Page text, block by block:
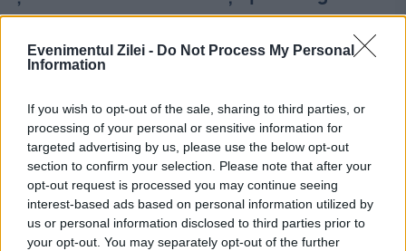
Evenimentul Zilei - Do Not Process My Personal
Information
If you wish to opt-out of the sale, sharing to third parties, or
processing of your personal or sensitive information for
targeted advertising by us, please use the below opt-out
section to confirm your selection. Please note that after your
opt-out request is processed you may continue seeing
interest-based ads based on personal information utilized by
us or personal information disclosed to third parties prior to
your opt-out. You may separately opt-out of the further
Guvernul va avea o discuţie despre situaţia
pot găsi, a declarat, luni, premierul Dacian
Cioloş. "Nu am discutat. (...) Asta nu
înseamnă că...